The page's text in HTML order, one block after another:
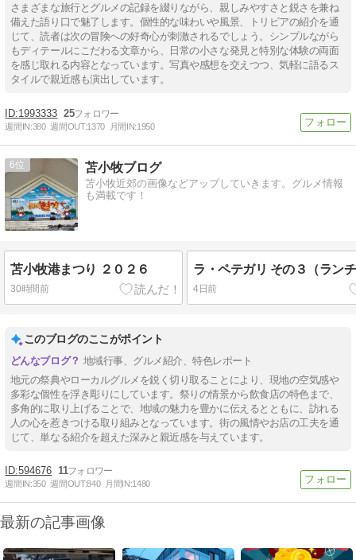
さまざまな旅行とグルメの記録を綴りながら、親しみやすさと鋭さを兼ね
備えた語り口で魅了します。個性的な味わいや風景、トリビアの紹介を通
じて、読者は次の冒険への好奇心が刺激されるでしょう。シンプルながら
もディテールにこだわる文章から、日常の小さな発見と特別な体験の両面
を感じ取れる内容となっています。写真や感想を交えつつ、気軽に語るス
タイルで親近感も演出しています。
1993333 25
週間IN:380 週間OUT:1370 月間IN:1950
6 苫小牧ブログ
苫小牧近郊の画像などアップしていきます。グルメ情報
も満載です！
苫小牧港まつり ２０２６
30時間前
ラ・ペテガリ その３（ラン
4日前
このブログのここがポイント
地域行事、グルメ紹介、特色レポート
地元の祭典やローカルグルメを鋭く切り取ることにより、現地の空気感や
多彩な個性を浮き彫りにしています。祭りの情景から飲食店の特色まで、
多角的に取り上げることで、地域の魅力を豊かに伝えるとともに、訪れる
人の心を惹きつける取り組みとなっています。街の風情やお店の工夫を通
じて、単なる紹介を超えた深みと親近感を与えています。
594676 11
週間IN:350 週間OUT:840 月間IN:1480
最新の記事画像